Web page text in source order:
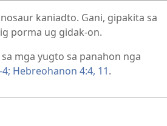
kaniadto. Gani, gipakita sa
porma ug gidak-on.
mga yugto sa panahon nga
Hebreohanon 4:4, 11.